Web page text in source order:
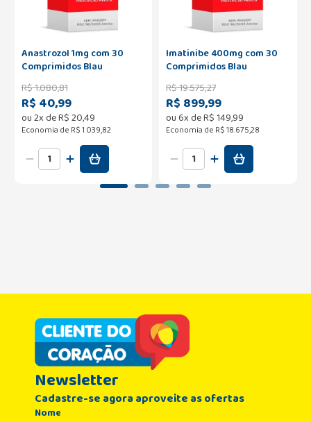
Anastrozol 1mg com 30
Comprimidos Blau
R$1.080,81
R$ 40,99
ou2x deR$20,49
Economia de R$ 1.039,82
Imatinibe 400mg com 30
Comprimidos Blau
R$19.575,27
R$ 899,99
ou6x deR$149,99
Economia de R$ 18.675,28
Newsletter
Cadastre-se agora aproveite as ofertas
Nome